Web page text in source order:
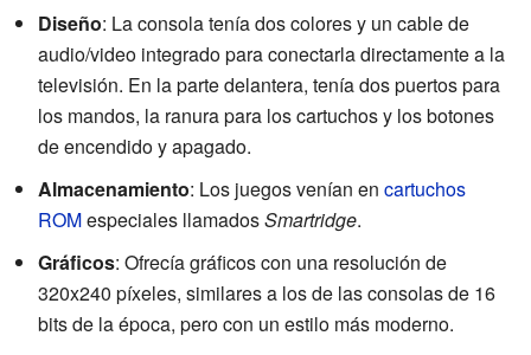
Diseño: La consola tenía dos colores y un cable de
audio/video integrado para conectarla directamente a la
televisión. En la parte delantera, tenía dos puertos para
los mandos, la ranura para los cartuchos y los botones
de encendido y apagado.
Almacenamiento: Los juegos venían en cartuchos
ROMespeciales llamadosSmartridge.
Gráficos: Ofrecía gráficos con una resolución de
320x240 píxeles, similares a los de las consolas de 16
bits de la época, pero con un estilo más moderno.